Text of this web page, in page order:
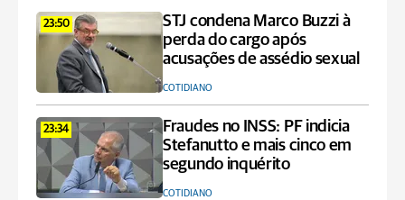
23:50
STJ condena Marco Buzzi à
perda do cargo após
acusações de assédio sexual
COTIDIANO
23:34
Fraudes no INSS: PF indicia
Stefanutto e mais cinco em
segundo inquérito
COTIDIANO